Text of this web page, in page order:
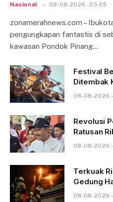
Nasional 09-08-2026 - 03.05
zonamerahnews.com –
pengungkapan fantastis di
kawasan Pondok Pinang…
Festival
Ditembak
08-08-2026 -
Revolusi
Ratusan
08-08-2026 -
Terkuak
Gedung
08-08-2026 -